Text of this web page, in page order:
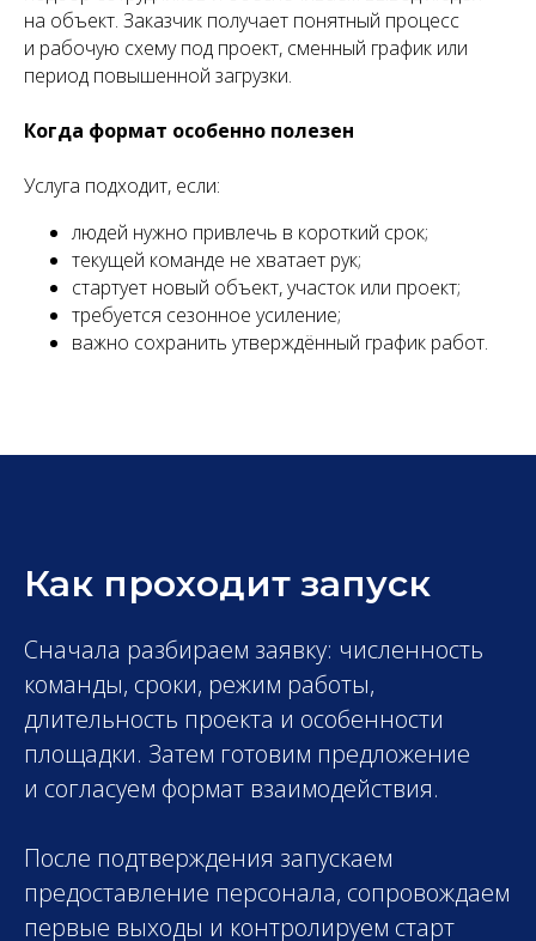
на объект. Заказчик получает понятный процесс
и рабочую схему под проект, сменный график или
период повышенной загрузки.
Когда формат особенно полезен
Услуга подходит, если:
людей нужно привлечь в короткий срок;
текущей команде не хватает рук;
стартует новый объект, участок или проект;
требуется сезонное усиление;
важно сохранить утверждённый график работ.
Как проходит запуск
Сначала разбираем заявку: численность
команды, сроки, режим работы,
длительность проекта и особенности
площадки. Затем готовим предложение
и согласуем формат взаимодействия.
После подтверждения запускаем
предоставление персонала, сопровождаем
первые выходы и контролируем старт